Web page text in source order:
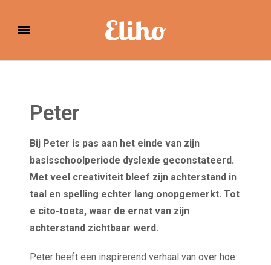
Eliho
Peter
Bij Peter is pas aan het einde van zijn
basisschoolperiode dyslexie geconstateerd.
Met veel creativiteit bleef zijn achterstand in
taal en spelling echter lang onopgemerkt. Tot
e cito-toets, waar de ernst van zijn
achterstand zichtbaar werd.
Peter heeft een inspirerend verhaal van over hoe